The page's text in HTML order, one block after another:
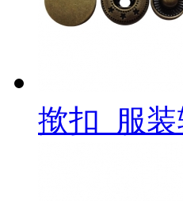
揿扣_服